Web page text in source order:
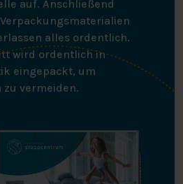
auf. Anschließend
alles ordentlich.
wird ordentlich in
eingepackt, um
zu vermeiden.